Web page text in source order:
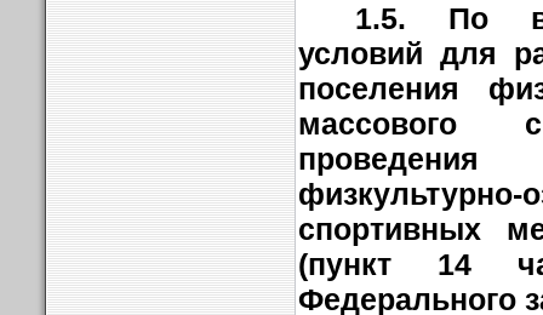
1.5. По
условий для
поселения
массового
спортивных
(пункт 14
Федерального